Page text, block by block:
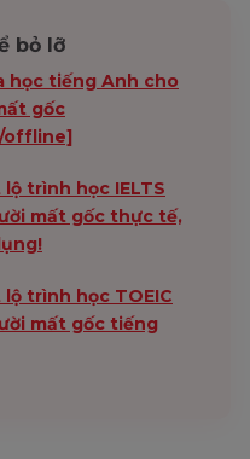
bỏ lỡ
học tiếng Anh cho
gốc
offline]
trình học IELTS
mất gốc thực tế,
trình học TOEIC
mất gốc tiếng